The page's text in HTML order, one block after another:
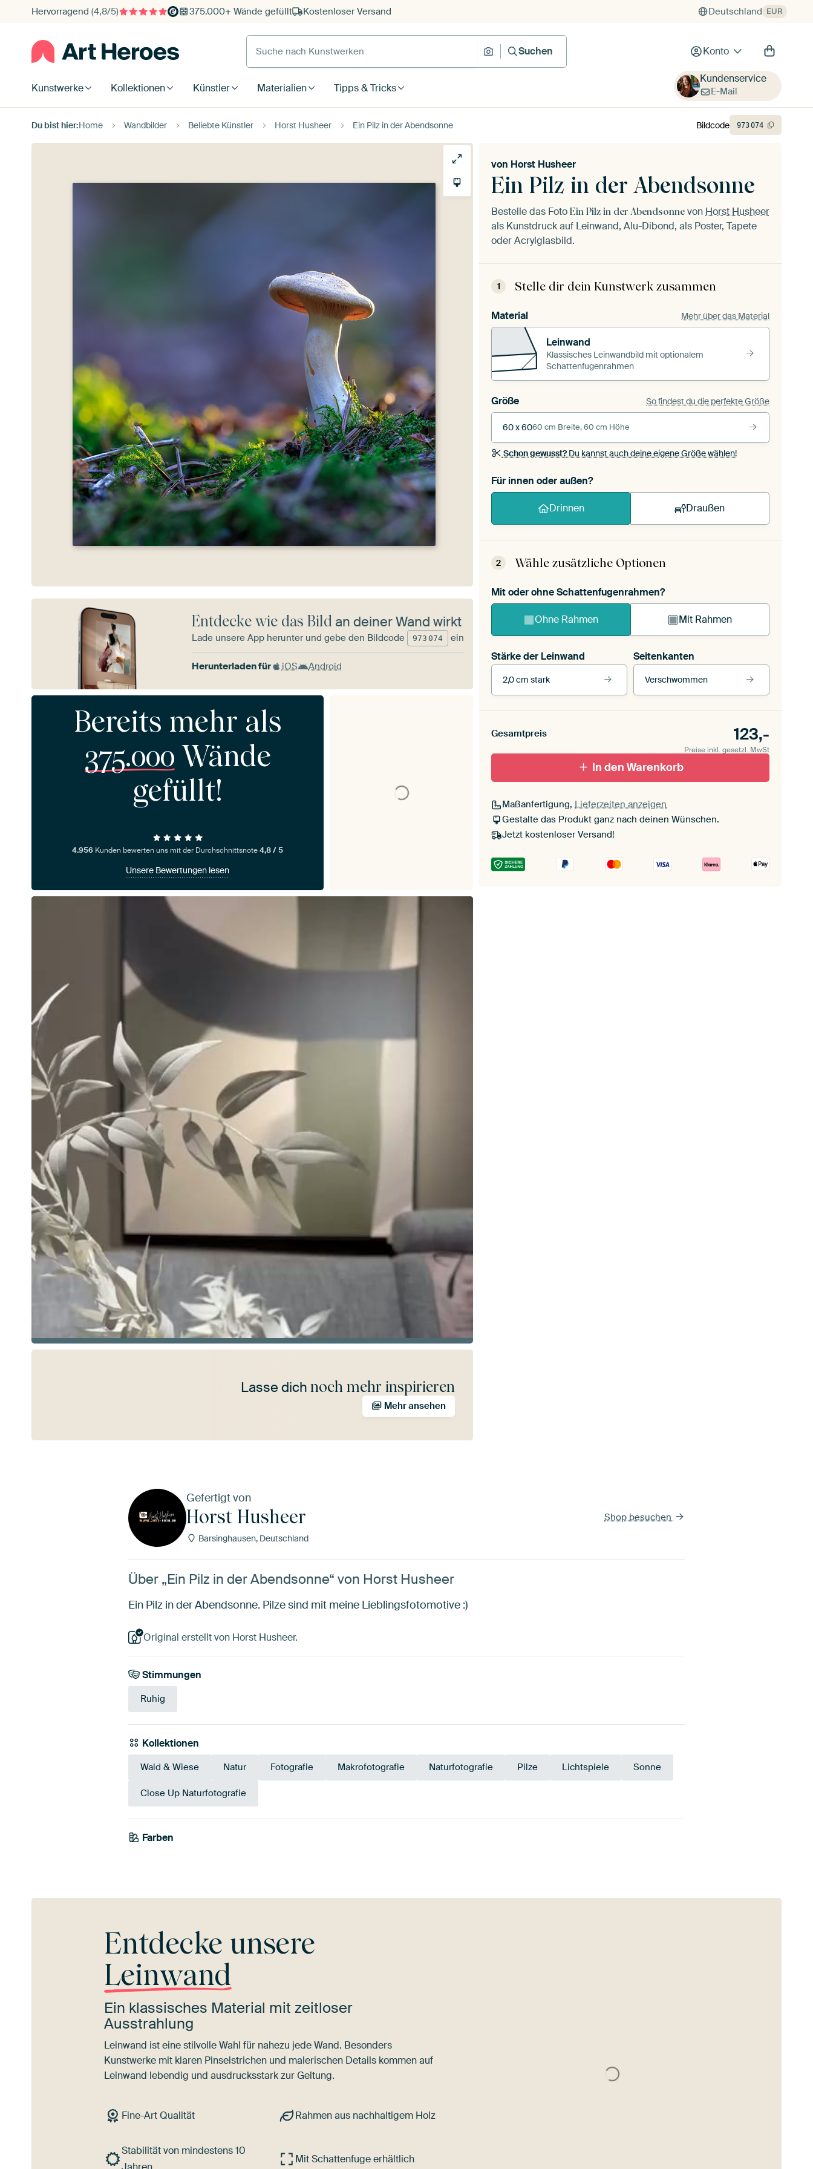
Hervorragend (4,8/5) 375.000+ Wände gefüllt Kostenloser Versand Deutschland EUR
Suche nach Kunstwerken
Suche nach Bild
Suchen Konto
Kunstwerke Kollektionen Künstler Materialien Tipps & Tricks
Kundenservice
E-Mail
Du bist hier:Home Wandbilder Beliebte Künstler Horst Husheer Ein Pilz in der Abendsonne
Ein Pilz in der Abendsonne
von Horst Husheer
Bestelle das Foto Ein Pilz in der Abendsonne von Horst Husheer
als Kunstdruck auf Leinwand, Alu-Dibond, als Poster, Tapete
oder Acrylglasbild.
1 Stelle dir dein Kunstwerk zusammen
Material Mehr über das Material
Leinwand
Klassisches Leinwandbild mit optionalem
Schattenfugenrahmen
Größe So findest du die perfekte Größe
60 x 6060 cm Breite, 60 cm Höhe
Schon gewusst?Du kannst auch deine eigene Größe wählen!
Für innen oder außen?
Drinnen Draußen
2 Wähle zusätzliche Optionen
Mit oder ohne Schattenfugenrahmen?
Ohne Rahmen Mit Rahmen
Stärke der Leinwand
2,0 cm stark
Seitenkanten
Verschwommen
schwarz
Mit Schattenfugenrahmen, weiß
cm stark
Seitenkanten
Gesamtpreis 123,-
Preise inkl. gesetzl. MwSt
In den Warenkorb
Maßanfertigung, Lieferzeiten anzeigen
Gestalte das Produkt ganz nach deinen Wünschen.
Jetzt kostenloser Versand!
Bildcode 973074
Entdecke wie das Bildan deiner Wand wirkt
Lade unsere App herunter und gebe den Bildcode 973 074 ein
Herunterladen für iOS Android
Bereits mehr als
375.000 Wände
gefüllt!
4.956 Kunden bewerten uns mit der Durchschnittsnote4,8 / 5
Unsere Bewertungen lesen
Lasse dich noch mehr inspirieren
Mehr ansehen
Gefertigt von
Horst Husheer
Barsinghausen, Deutschland
Shop besuchen
Über „Ein Pilz in der Abendsonne“ von Horst Husheer
Ein Pilz in der Abendsonne. Pilze sind mit meine Lieblingsfotomotive :)
Original erstellt von Horst Husheer.
Stimmungen
Ruhig
Kollektionen
Wald & Wiese Natur Fotografie Makrofotografie Naturfotografie Pilze Lichtspiele Sonne
Close Up Naturfotografie
Farben
Blau
Entdecke unsere
Leinwand
Ein klassisches Material mit zeitloser
Ausstrahlung
Leinwand ist eine stilvolle Wahl für nahezu jede Wand. Besonders
Kunstwerke mit klaren Pinselstrichen und malerischen Details kommen auf
Leinwand lebendig und ausdrucksstark zur Geltung.
Fine-Art Qualität Rahmen aus nachhaltigem Holz
Stabilität von mindestens 10
Mit Schattenfuge erhältlich